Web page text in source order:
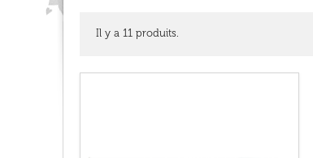
Il y a 11 produits.